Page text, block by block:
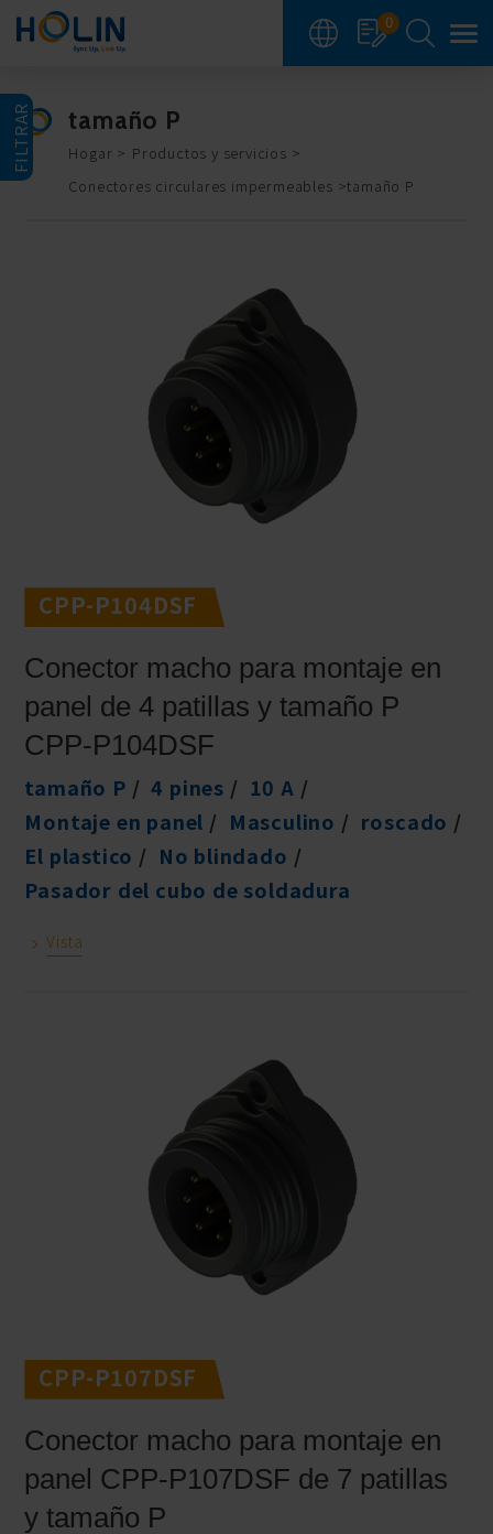
0
FILTRAR tamaño P
Hogar
Productos y servicios
Conectores circulares impermeables
tamaño P
CPP-P104DSF
Conector macho para montaje en
panel de 4 patillas y tamaño P
CPP-P104DSF
tamaño P 4 pines
10 A
Montaje en panel
Masculino
roscado
El plastico
No blindado
Pasador del cubo de soldadura
Vista
CPP-P107DSF
Conector macho para montaje en
panel CPP-P107DSF de 7 patillas
y tamaño P
Panel de gestión de cookies